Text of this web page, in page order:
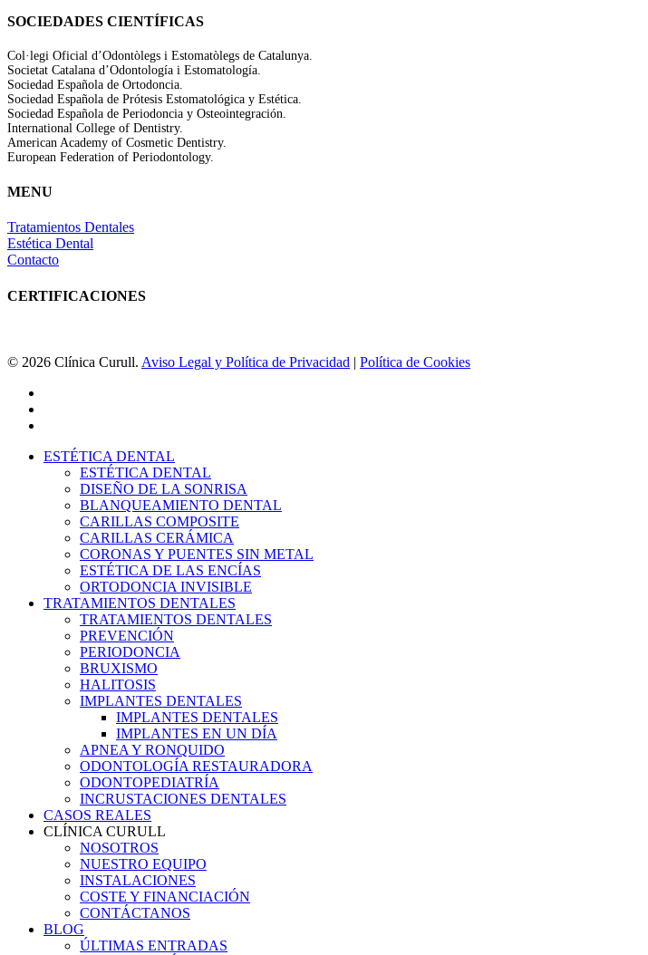
SOCIEDADES CIENTÍFICAS
Col·legi Oficial d’Odontòlegs i Estomatòlegs de Catalunya.
Societat Catalana d’Odontología i Estomatología.
Sociedad Española de Ortodoncia.
Sociedad Española de Prótesis Estomatológica y Estética.
Sociedad Española de Periodoncia y Osteointegración.
International College of Dentistry.
American Academy of Cosmetic Dentistry.
European Federation of Periodontology.
MENU
Tratamientos Dentales
Estética Dental
Contacto
CERTIFICACIONES
© 2026 Clínica Curull. Aviso Legal y Política de Privacidad | Política de Cookies
Close
ESTÉTICA DENTAL
ESTÉTICA DENTAL
DISEÑO DE LA SONRISA
BLANQUEAMIENTO DENTAL
CARILLAS COMPOSITE
CARILLAS CERÁMICA
CORONAS Y PUENTES SIN METAL
ESTÉTICA DE LAS ENCÍAS
ORTODONCIA INVISIBLE
TRATAMIENTOS DENTALES
TRATAMIENTOS DENTALES
PREVENCIÓN
PERIODONCIA
BRUXISMO
HALITOSIS
IMPLANTES DENTALES
IMPLANTES DENTALES
IMPLANTES EN UN DÍA
APNEA Y RONQUIDO
ODONTOLOGÍA RESTAURADORA
ODONTOPEDIATRÍA
INCRUSTACIONES DENTALES
CASOS REALES
CLÍNICA CURULL
NOSOTROS
NUESTRO EQUIPO
INSTALACIONES
COSTE Y FINANCIACIÓN
CONTÁCTANOS
BLOG
ÚLTIMAS ENTRADAS